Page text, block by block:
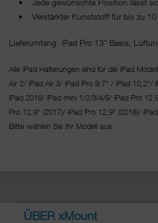
• Jede gewünschte Position lässt
• Verstärkter Kunststoff für bis zu 10
Lieferumfang: iPad Pro 13" Basis,
Alle iPad Halterungen sind für die iPad
Air 2/ iPad Air 3/ iPad Pro 9,7“ / iPad 10,2“/
iPad 2018/ iPad mini 1/2/3/4/5/ iPad Pro
Pro 12,9“ (2017)/ iPad Pro 12,9“ (2018)/
Bitte wählen Sie Ihr Modell aus.
ÜBER xMount